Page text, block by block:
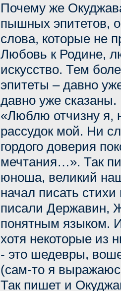
Почему же
пышных эпитетов,
слова, которые не
Любовь к Родине,
искусство. Тем
эпитеты – давно
давно уже сказаны.
«Люблю отчизну я,
рассудок мой. Ни
гордого доверия
мечтания…». Так
юноша, великий
начал писать
писали Державин,
понятным языком.
хотя некоторые из
- это шедевры,
(сам-то я
Так пишет и